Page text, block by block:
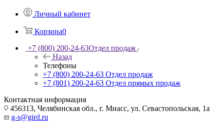
Личный кабинет
Корзина0
+7 (800) 200-24-63Отдел продаж
Назад
Телефоны
+7 (800) 200-24-63 Отдел продаж
+7 (801) 200-24-63 Отдел прямых продаж
Контактная информация
456313, Челябинская обл., г. Миасс, ул. Севастопольская, 1а
g-s@gird.ru